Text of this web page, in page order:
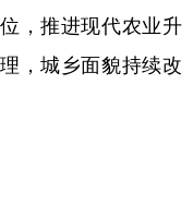
金融 汽车
化 数字经济
，推进现代农业升
，城乡面貌持续改